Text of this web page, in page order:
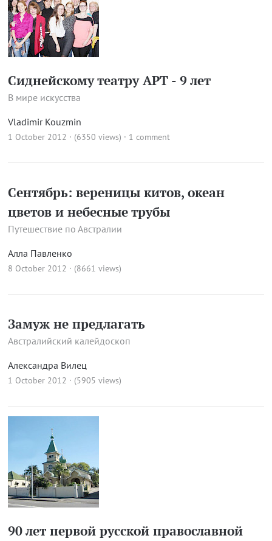
Сиднейскому театру АРТ - 9 лет
В мире искусства
Vladimir Kouzmin
1 October 2012 · (6350 views) · 1 comment
Сентябрь: вереницы китов, океан
цветов и небесные трубы
Путешествие по Австралии
Алла Павленко
8 October 2012 · (8661 views)
Замуж не предлагать
Австралийский калейдоскоп
Александра Вилец
1 October 2012 · (5905 views)
90 лет первой русской православной